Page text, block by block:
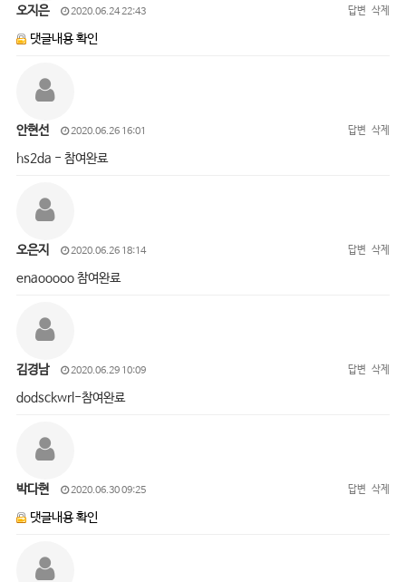
오지은 2020.06.24 22:43 답변 삭제
댓글내용 확인
안현선 2020.06.26 16:01 답변 삭제
hs2da - 참여완료
오은지 2020.06.26 18:14 답변 삭제
enaooooo 참여완료
김경남 2020.06.29 10:09 답변 삭제
dodsckwrl-참여완료
박다현 2020.06.30 09:25 답변 삭제
댓글내용 확인